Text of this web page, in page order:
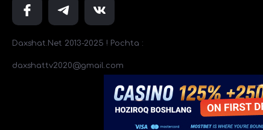
Daxshat.Net 2013-2025 ! Pochta :
daxshattv2020@gmail.com